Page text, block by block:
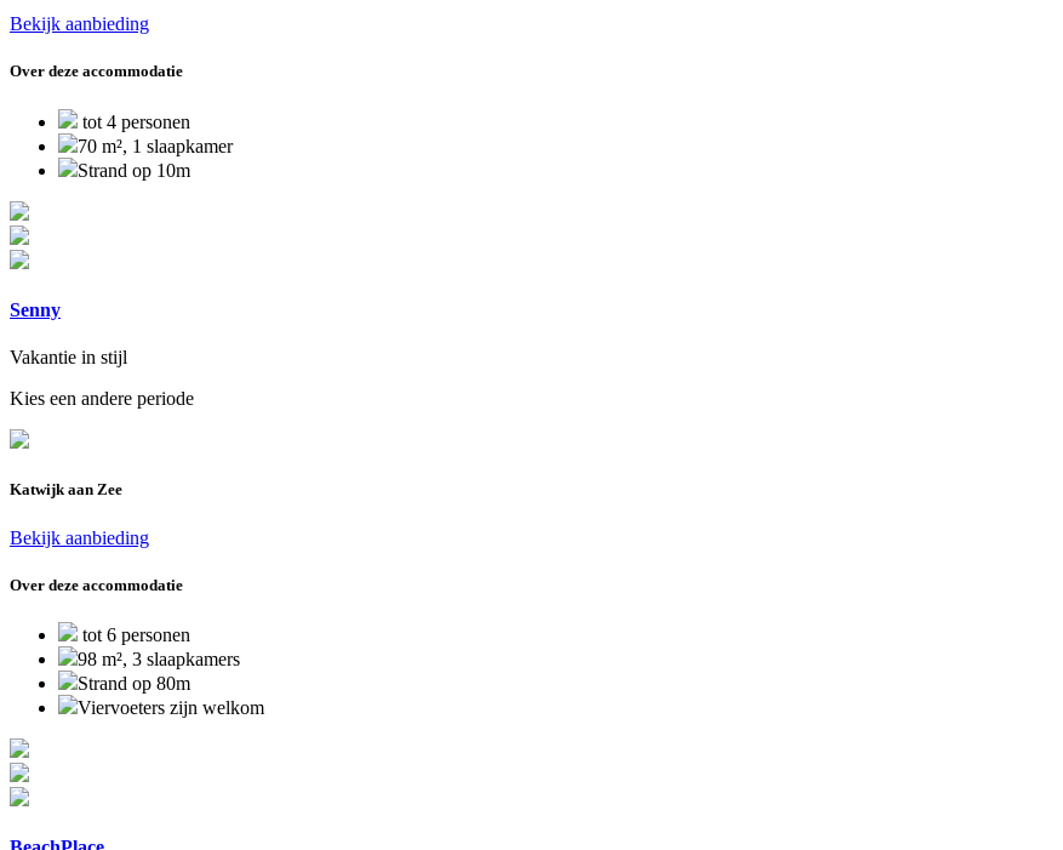
Bekijk aanbieding
Over deze accommodatie
tot 4 personen
70 m², 1 slaapkamer
Strand op 10m
Senny
Vakantie in stijl
Kies een andere periode
Katwijk aan Zee
Bekijk aanbieding
Over deze accommodatie
tot 6 personen
98 m², 3 slaapkamers
Strand op 80m
Viervoeters zijn welkom